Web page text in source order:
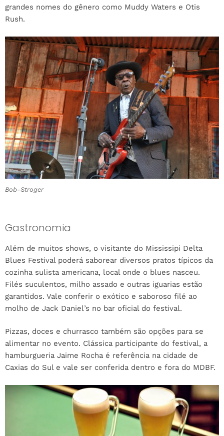
grandes nomes do gênero como Muddy Waters e Otis
Rush.
Bob-Stroger
Gastronomia
Além de muitos shows, o visitante do Mississipi Delta
Blues Festival poderá saborear diversos pratos típicos da
cozinha sulista americana, local onde o blues nasceu.
Filés suculentos, milho assado e outras iguarias estão
garantidos. Vale conferir o exótico e saboroso filé ao
molho de Jack Daniel’s no bar oficial do festival.
Pizzas, doces e churrasco também são opções para se
alimentar no evento. Clássica participante do festival, a
hamburgueria Jaime Rocha é referência na cidade de
Caxias do Sul e vale ser conferida dentro e fora do MDBF.